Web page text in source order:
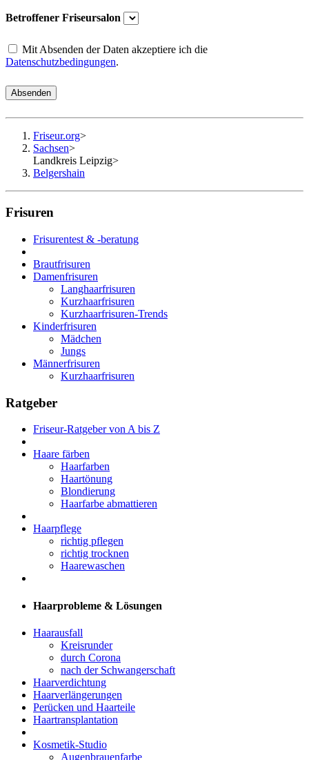
Betroffener Friseursalon
Mit Absenden der Daten akzeptiere ich die
Datenschutzbedingungen.
Absenden
Friseur.org>
Sachsen>
Landkreis Leipzig>
Belgershain
Frisuren
Frisurentest & -beratung
Brautfrisuren
Damenfrisuren
Langhaarfrisuren
Kurzhaarfrisuren
Kurzhaarfrisuren-Trends
Kinderfrisuren
Mädchen
Jungs
Männerfrisuren
Kurzhaarfrisuren
Ratgeber
Friseur-Ratgeber von A bis Z
Haare färben
Haarfarben
Haartönung
Blondierung
Haarfarbe abmattieren
Haarpflege
richtig pflegen
richtig trocknen
Haarewaschen
Haarprobleme & Lösungen
Haarausfall
Kreisrunder
durch Corona
nach der Schwangerschaft
Haarverdichtung
Haarverlängerungen
Perücken und Haarteile
Haartransplantation
Kosmetik-Studio
Augenbrauenfarbe